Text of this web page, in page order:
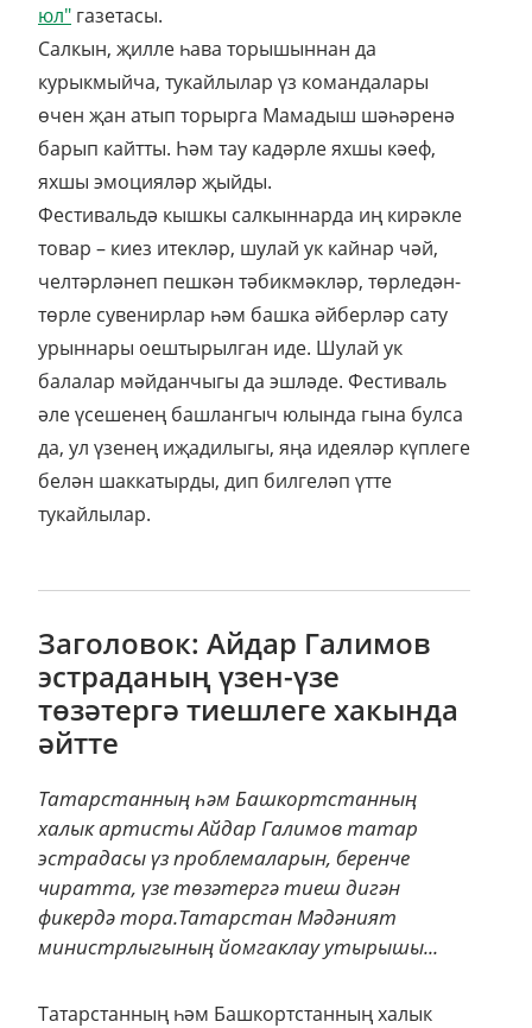
юл" газетасы.
Салкын, җилле һава торышыннан да
курыкмыйча, тукайлылар үз командалары
өчен җан атып торырга Мамадыш шәһәренә
барып кайтты. Һәм тау кадәрле яхшы кәеф,
яхшы эмоцияләр җыйды.
Фестивальдә кышкы салкыннарда иң кирәкле
товар – киез итекләр, шулай ук кайнар чәй,
челтәрләнеп пешкән тәбикмәкләр, төрледән-
төрле сувенирлар һәм башка әйберләр сату
урыннары оештырылган иде. Шулай ук
балалар мәйданчыгы да эшләде. Фестиваль
әле үсешенең башлангыч юлында гына булса
да, ул үзенең иҗадилыгы, яңа идеяләр күплеге
белән шаккатырды, дип билгеләп үтте
тукайлылар.
Заголовок: Айдар Галимов
эстраданың үзен-үзе
төзәтергә тиешлеге хакында
әйтте
Татарстанның һәм Башкортстанның
халык артисты Айдар Галимов татар
эстрадасы үз проблемаларын, беренче
чиратта, үзе төзәтергә тиеш дигән
фикердә тора.Татарстан Мәдәният
министрлыгының йомгаклау утырышы...
Татарстанның һәм Башкортстанның халык